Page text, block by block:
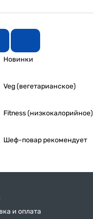
Новинки
Veg (вегетарианское)
Fitness (низкокалорийное)
Шеф-повар рекомендует
и оплата